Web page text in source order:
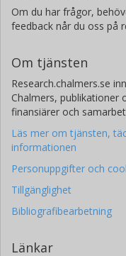
Om du har frågor,
feedback når du oss på
Om tjänsten
Research.chalmers.se
Chalmers,
finansiärer och
Läs mer om tjänsten,
informationen
Personuppgifter och
Tillgänglighet
Bibliografibearbetning
Länkar